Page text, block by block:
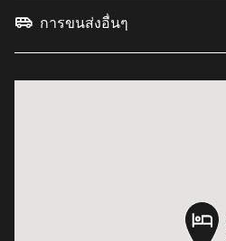
การขนส่งอื่นๆ